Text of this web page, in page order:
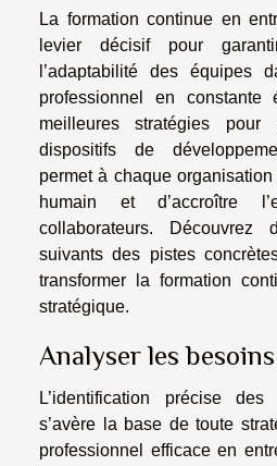
La formation continue en
levier décisif pour
l’adaptabilité des équipes
professionnel en constante
meilleures stratégies
dispositifs de
permet à chaque
humain et d’accroître
collaborateurs. Découvrez
suivants des pistes
transformer la formation
stratégique.
Analyser les
L’identification précise
s’avère la base de toute
professionnel efficace en